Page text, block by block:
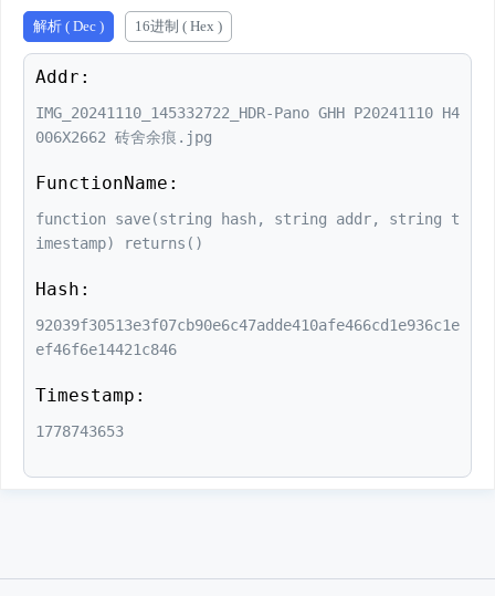
Addr:
IMG_20241110_145332722_HDR-Pano GHH P20241110 H4
006X2662 砖舍余痕.jpg
FunctionName:
function save(string hash, string addr, string t
imestamp) returns()
Hash:
92039f30513e3f07cb90e6c47adde410afe466cd1e936c1e
ef46f6e14421c846
Timestamp:
1778743653
解析 ( Dec ) 16进制 ( Hex )